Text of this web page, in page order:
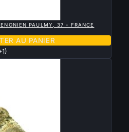
PAULMY, 37 - FRANCE
AU PANIER